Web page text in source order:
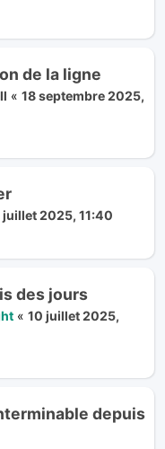
de la ligne
« 18 septembre 2025,
juillet 2025, 11:40
des jours
« 10 juillet 2025,
depuis